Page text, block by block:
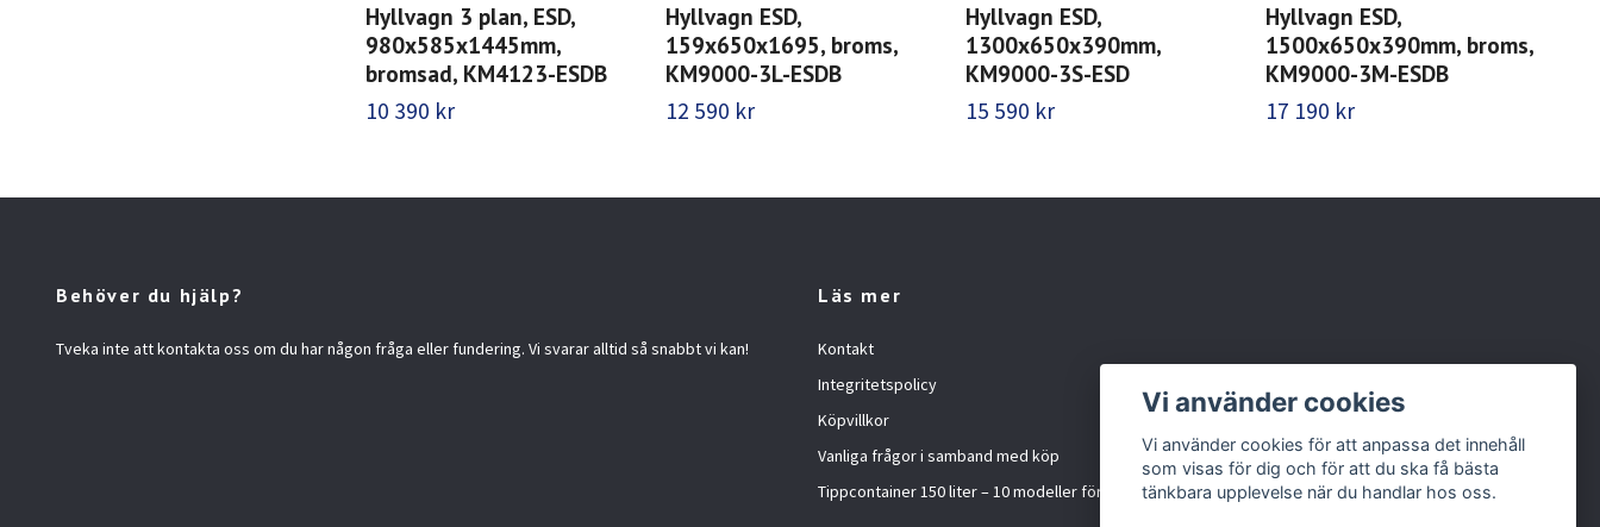
Hyllvagn 3 plan, ESD,
980x585x1445mm,
bromsad, KM4123-ESDB
10 390 kr
Hyllvagn ESD,
159x650x1695, broms,
KM9000-3L-ESDB
12 590 kr
Hyllvagn ESD,
1300x650x390mm,
KM9000-3S-ESD
15 590 kr
Hyllvagn ESD,
1500x650x390mm, broms,
KM9000-3M-ESDB
17 190 kr
Behöver du hjälp?
Tveka inte att kontakta oss om du har någon fråga eller fundering. Vi svarar alltid så snabbt vi kan!
Läs mer
Kontakt
Integritetspolicy
Köpvillkor
Vanliga frågor i samband med köp
Tippcontainer 150 liter – 10 modeller för källsortering
Vi använder cookies
Vi använder cookies för att anpassa det innehåll
som visas för dig och för att du ska få bästa
tänkbara upplevelse när du handlar hos oss.